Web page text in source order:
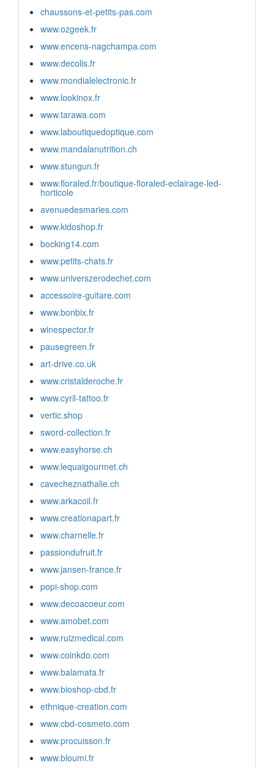
chaussons-et-petits-pas.com
www.ozgeek.fr
www.encens-nagchampa.com
www.decolis.fr
www.mondialelectronic.fr
www.lookinox.fr
www.tarawa.com
www.laboutiquedoptique.com
www.mandalanutrition.ch
www.stungun.fr
www.floraled.fr/boutique-floraled-eclairage-led-
horticole
avenuedesmaries.com
www.kidoshop.fr
bocking14.com
www.petits-chats.fr
www.universzerodechet.com
accessoire-guitare.com
www.bonbix.fr
winespector.fr
pausegreen.fr
art-drive.co.uk
www.cristalderoche.fr
www.cyril-tattoo.fr
vertic.shop
sword-collection.fr
www.easyhorse.ch
www.lequaigourmet.ch
cavecheznathalie.ch
www.arkacoil.fr
www.creationapart.fr
www.charnelle.fr
passiondufruit.fr
www.jansen-france.fr
popi-shop.com
www.decoacoeur.com
www.amobet.com
www.ruizmedical.com
www.coinkdo.com
www.balamata.fr
www.bioshop-cbd.fr
ethnique-creation.com
www.cbd-cosmeto.com
www.procuisson.fr
www.bloumi.fr